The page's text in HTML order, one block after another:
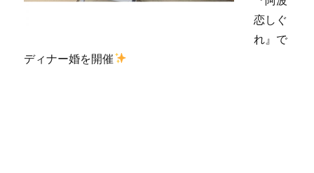
恋しぐ
れ』で
ディナー婚を開催